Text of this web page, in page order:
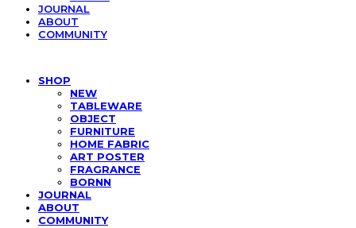
JOURNAL
ABOUT
COMMUNITY
SHOP
NEW
TABLEWARE
OBJECT
FURNITURE
HOME FABRIC
ART POSTER
FRAGRANCE
BORNN
JOURNAL
ABOUT
COMMUNITY